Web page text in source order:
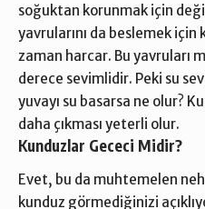
soğuktan korunmak için
yavrularını da beslemek
zaman harcar. Bu yavruları
derece sevimlidir. Peki su
yuvayı su basarsa ne olur?
daha çıkması yeterli olur.
Kunduzlar Gececi Midir?
Evet, bu da muhtemelen
kunduz görmediğinizi